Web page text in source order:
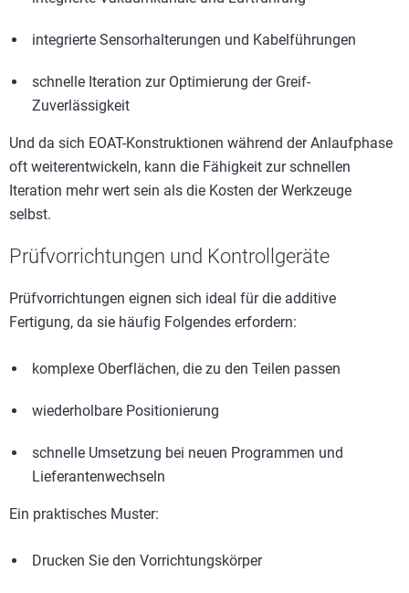
integrierte Sensorhalterungen und Kabelführungen
schnelle Iteration zur Optimierung der Greif-
Zuverlässigkeit
Und da sich EOAT-Konstruktionen während der Anlaufphase
oft weiterentwickeln, kann die Fähigkeit zur schnellen
Iteration mehr wert sein als die Kosten der Werkzeuge
selbst.
Prüfvorrichtungen und Kontrollgeräte
Prüfvorrichtungen eignen sich ideal für die additive
Fertigung, da sie häufig Folgendes erfordern:
komplexe Oberflächen, die zu den Teilen passen
wiederholbare Positionierung
schnelle Umsetzung bei neuen Programmen und
Lieferantenwechseln
Ein praktisches Muster:
Drucken Sie den Vorrichtungskörper